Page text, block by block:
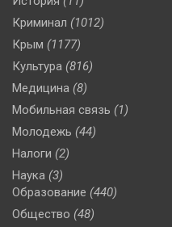
Криминал (1012)
Крым (1177)
Культура (816)
Медицина (8)
Мобильная связь (1)
Молодежь (44)
Налоги (2)
Наука (3)
Образование (440)
Общество (48)